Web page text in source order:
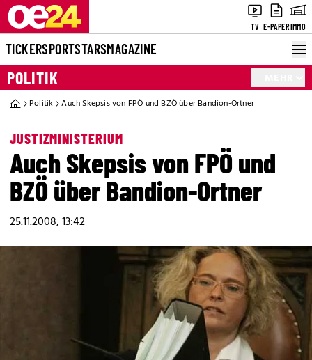
TV E-PAPERIMMO
TICKERSPORTSTARSMAGAZINE
POLITIK
Politik Auch Skepsis von FPÖ und BZÖ über Bandion-Ortner
JUSTIZMINISTERIUM
Auch Skepsis von FPÖ und
BZÖ über Bandion-Ortner
25.11.2008, 13:42